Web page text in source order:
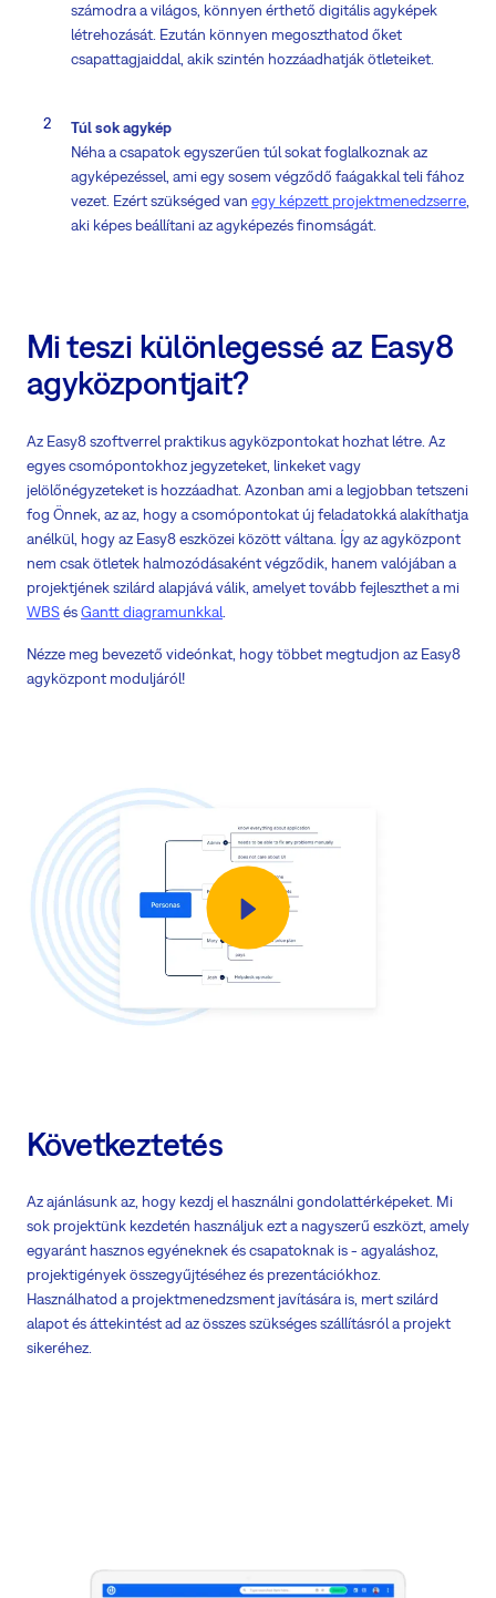
számodra a világos, könnyen érthető digitális agyképek
létrehozását. Ezután könnyen megoszthatod őket
csapattagjaiddal, akik szintén hozzáadhatják ötleteiket.
Túl sok agykép
Néha a csapatok egyszerűen túl sokat foglalkoznak az
agyképezéssel, ami egy sosem végződő faágakkal teli fához
vezet. Ezért szükséged van egy képzett projektmenedzserre,
aki képes beállítani az agyképezés finomságát.
Mi teszi különlegessé az Easy8
agyközpontjait?
Az Easy8 szoftverrel praktikus agyközpontokat hozhat létre. Az
egyes csomópontokhoz jegyzeteket, linkeket vagy
jelölőnégyzeteket is hozzáadhat. Azonban ami a legjobban tetszeni
fog Önnek, az az, hogy a csomópontokat új feladatokká alakíthatja
anélkül, hogy az Easy8 eszközei között váltana. Így az agyközpont
nem csak ötletek halmozódásaként végződik, hanem valójában a
projektjének szilárd alapjává válik, amelyet tovább fejleszthet a mi
WBSésGantt diagramunkkal.
Nézze meg bevezető videónkat, hogy többet megtudjon az Easy8
agyközpont moduljáról!
Következtetés
Az ajánlásunk az, hogy kezdj el használni gondolattérképeket. Mi
sok projektünk kezdetén használjuk ezt a nagyszerű eszközt, amely
egyaránt hasznos egyéneknek és csapatoknak is - agyaláshoz,
projektigények összegyűjtéséhez és prezentációkhoz.
Használhatod a projektmenedzsment javítására is, mert szilárd
alapot és áttekintést ad az összes szükséges szállításról a projekt
sikeréhez.